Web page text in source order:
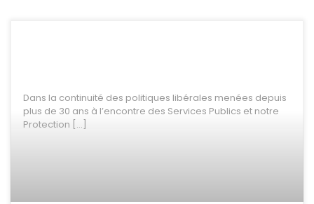
Dans la continuité des politiques libérales menées depuis
plus de 30 ans à l’encontre des Services Publics et notre
Protection […]